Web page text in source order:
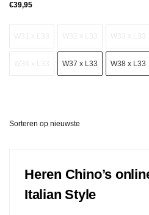
€39,95
W37 x L33 W38 x L33
Heren Chino’s
Italian Style